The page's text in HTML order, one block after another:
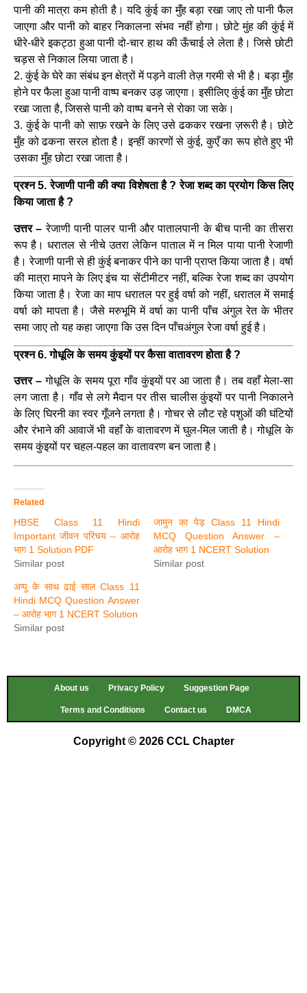
पानी की मात्रा कम होती है। यदि कुंई का मुँह बड़ा रखा जाए तो पानी फैल
जाएगा और पानी को बाहर निकालना संभव नहीं होगा। छोटे मुंह की कुंई में
धीरे-धीरे इकट्ठा हुआ पानी दो-चार हाथ की ऊँचाई ले लेता है। जिसे छोटी
चड़स से निकाल लिया जाता है।
2. कुंई के घेरे का संबंध इन क्षेत्रों में पड़ने वाली तेज़ गरमी से भी है। बड़ा मुँह
होने पर फैला हुआ पानी वाष्प बनकर उड़ जाएगा। इसीलिए कुंई का मुँह छोटा
रखा जाता है, जिससे पानी को वाष्प बनने से रोका जा सके।
3. कुंई के पानी को साफ़ रखने के लिए उसे ढककर रखना ज़रूरी है। छोटे
मुँह को ढकना सरल होता है। इन्हीं कारणों से कुंई, कुएँ का रूप होते हुए भी
उसका मुँह छोटा रखा जाता है।
प्रश्न 5. रेजाणी पानी की क्या विशेषता है ? रेजा शब्द का प्रयोग किस लिए
किया जाता है ?
उत्तर – रेजाणी पानी पालर पानी और पातालपानी के बीच पानी का तीसरा
रूप है। धरातल से नीचे उतरा लेकिन पाताल में न मिल पाया पानी रेजाणी
है। रेजाणी पानी से ही कुंई बनाकर पीने का पानी प्राप्त किया जाता है। वर्षा
की मात्रा मापने के लिए इंच या सेंटीमीटर नहीं, बल्कि रेजा शब्द का उपयोग
किया जाता है। रेजा का माप धरातल पर हुई वर्षा को नहीं, धरातल में समाई
वर्षा को मापता है। जैसे मरुभूमि में वर्षा का पानी पाँच अंगुल रेत के भीतर
समा जाए तो यह कहा जाएगा कि उस दिन पाँचअंगुल रेजा वर्षा हुई है।
प्रश्न 6. गोधूलि के समय कुंइयों पर कैसा वातावरण होता है ?
उत्तर –गोधूलि के समय पूरा गाँव कुंइयों पर आ जाता है। तब वहाँ मेला-सा
लग जाता है। गाँव से लगे मैदान पर तीस चालीस कुंइयों पर पानी निकालने
के लिए घिरनी का स्वर गूँजने लगता है। गोचर से लौट रहे पशुओं की घंटियों
और रंभाने की आवाजें भी वहाँ के वातावरण में घुल-मिल जाती है। गोधूलि के
समय कुंइयों पर चहल-पहल का वातावरण बन जाता है।
Related
HBSE Class 11 Hindi
Important जीवन परिचय – आरोह
भाग 1 Solution PDF
Similar post
जामुन का पेड़ Class 11 Hindi
MCQ Question Answer –
आरोह भाग 1 NCERT Solution
Similar post
अप्पू के साथ ढाई साल Class 11
Hindi MCQ Question Answer
– आरोह भाग 1 NCERT Solution
Similar post
About us Privacy Policy Suggestion Page
Terms and Conditions Contact us DMCA
Copyright © 2026 CCL Chapter